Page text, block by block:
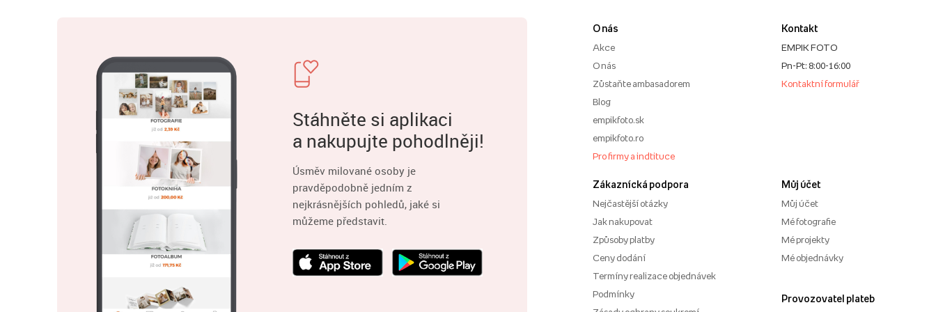
Stáhněte si aplikaci
a nakupujte pohodlněji!
Úsměv milované osoby je
pravděpodobně jedním z
nejkrásnějších pohledů, jaké si
můžeme představit.
O nás
Akce
O nás
Zůstaňte ambasadorem
Blog
empikfoto.sk
empikfoto.ro
Pro firmy a indtituce
Zákaznícká podpora
Nejčastější otázky
Jak nakupovat
Způsoby platby
Ceny dodání
Termíny realizace objednávek
Podmínky
Kontakt
EMPIK FOTO
Pn-Pt: 8:00-16:00
Kontaktní formulář
Můj účet
Můj účet
Mé fotografie
Mé projekty
Mé objednávky
Provozovatel plateb